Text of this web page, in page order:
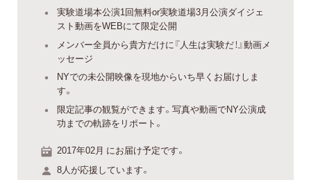
実験道場本公演1回無料or実験道場3月公演ダイジェ
スト動画をWEBにて限定公開
メンバー全員から貴方だけに『人生は実験だ！』動画メ
ッセージ
NYでの未公開映像を現地からいち早くお届けしま
す。
限定記事の観覧ができます。写真や動画でNY公演成
功までの軌跡をリポート。
2017年02月 にお届け予定です。
8人が応援しています。